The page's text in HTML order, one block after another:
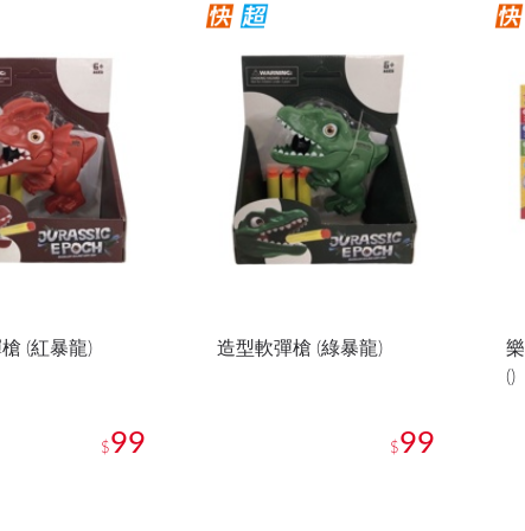
(紅暴龍)
$99
造型軟彈槍 (綠暴龍)
$99
()